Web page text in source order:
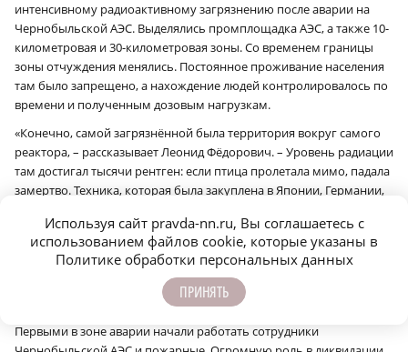
интенсивному радиоактивному загрязнению после аварии на
Чернобыльской АЭС. Выделялись промплощадка АЭС, а также 10-
километровая и 30-километровая зоны. Со временем границы
зоны отчуждения менялись. Постоянное проживание населения
там было запрещено, а нахождение людей контролировалось по
времени и полученным дозовым нагрузкам.
«Конечно, самой загрязнённой была территория вокруг самого
реактора, – рассказывает Леонид Фёдорович. – Уровень радиации
там достигал тысячи рентген: если птица пролетала мимо, падала
замертво. Техника, которая была закуплена в Японии, Германии,
в груду металла, и мы отправляли её в могильники. Оставался
кто? Человек».
Спасибо «биороботам»
Первыми в зоне аварии начали работать сотрудники
Используя сайт pravda-nn.ru, Вы соглашаетесь с
использованием файлов cookie, которые указаны в
Политике обработки персональных данных
ПРИНЯТЬ